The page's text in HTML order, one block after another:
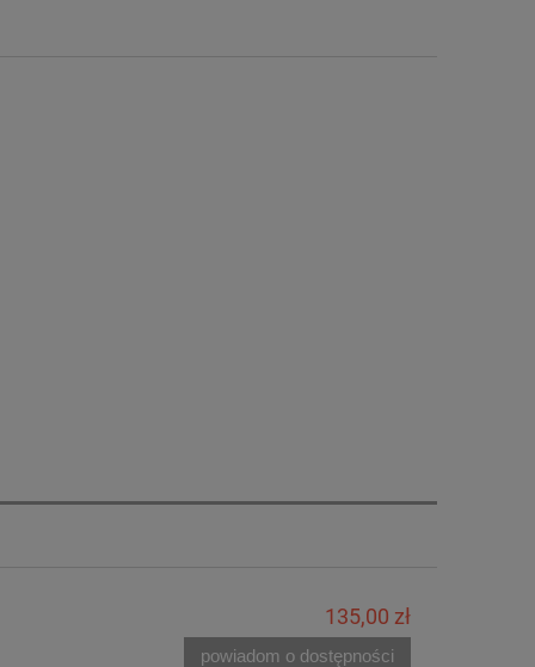
135,00 zł
powiadom o dostępności